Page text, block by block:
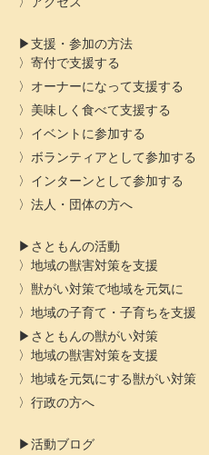
支援・参加の方法
寄付で支援する
オーナーになって支援する
美味しく食べて支援する
イベントに参加する
ボランティアとして参加する
インターンとして参加する
法人・団体の方へ
さともんの活動
地域の獣害対策を支援
獣がい対策で地域を元気に
地域の子育て・子育ちを支援
さともんの獣がい対策
地域の獣害対策を支援
地域を元気にする獣がい対策
行政の方へ
活動ブログ